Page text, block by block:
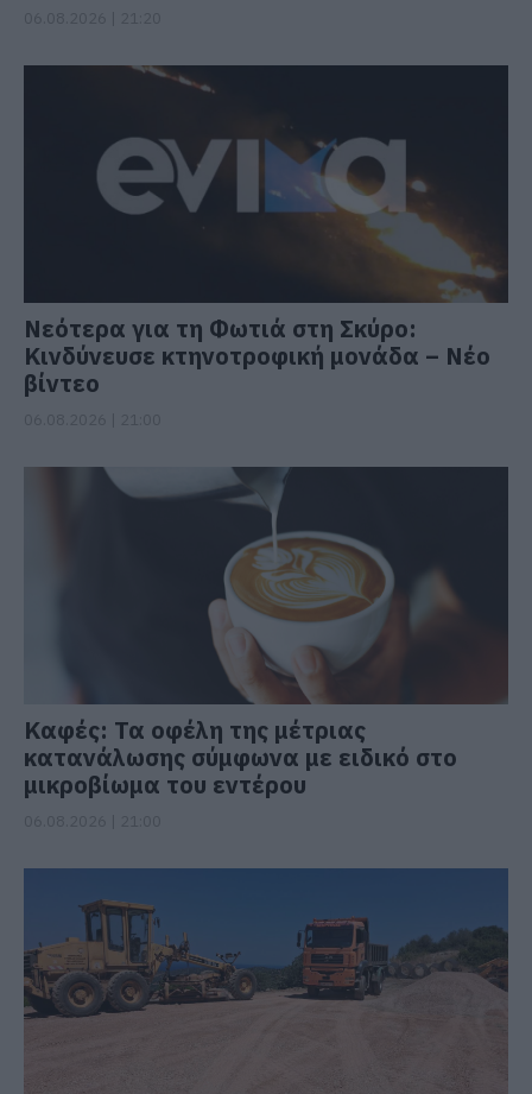
Νεότερα για τη Φωτιά στη Σκύρο:
Κινδύνευσε κτηνοτροφική μονάδα – Νέο
βίντεο
Καφές: Τα οφέλη της μέτριας
κατανάλωσης σύμφωνα με ειδικό στο
μικροβίωμα του εντέρου